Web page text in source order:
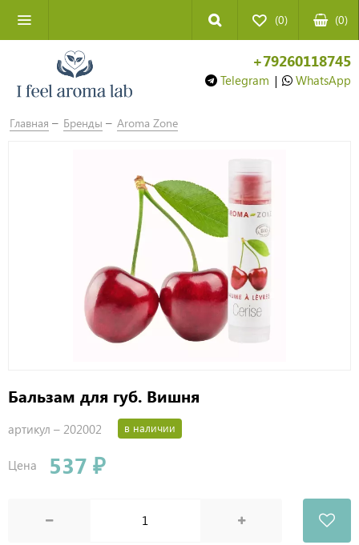
(0) (0)
+79260118745
Telegram | WhatsApp
Главная Бренды Aroma Zone
Бальзам для губ. Вишня
артикул – 202002 в наличии
Цена 537 ₽